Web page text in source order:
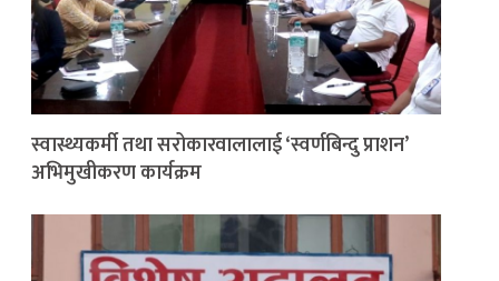
स्वास्थ्यकर्मी तथा सरोकारवालालाई ‘स्वर्णबिन्दु प्राशन’
अभिमुखीकरण कार्यक्रम